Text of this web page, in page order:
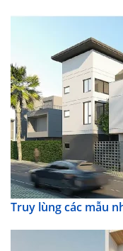
Truy lùng các mẫu